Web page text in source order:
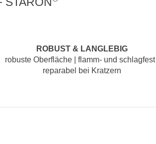
ROBUST & LANGLEBIG
robuste Oberfläche | flamm- und schlagfest |
reparabel bei Kratzern